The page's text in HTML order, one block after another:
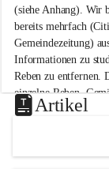
n
n
a
m
N
e
u
s
d
(siehe Anhang). Wir
bereits mehrfach
Gemeindezeitung)
Informationen zu
Reben zu entfernen.
einzelne Reben.
Weinbaugesetz sind
unzulässige
helfen wir
vor den
Artikel